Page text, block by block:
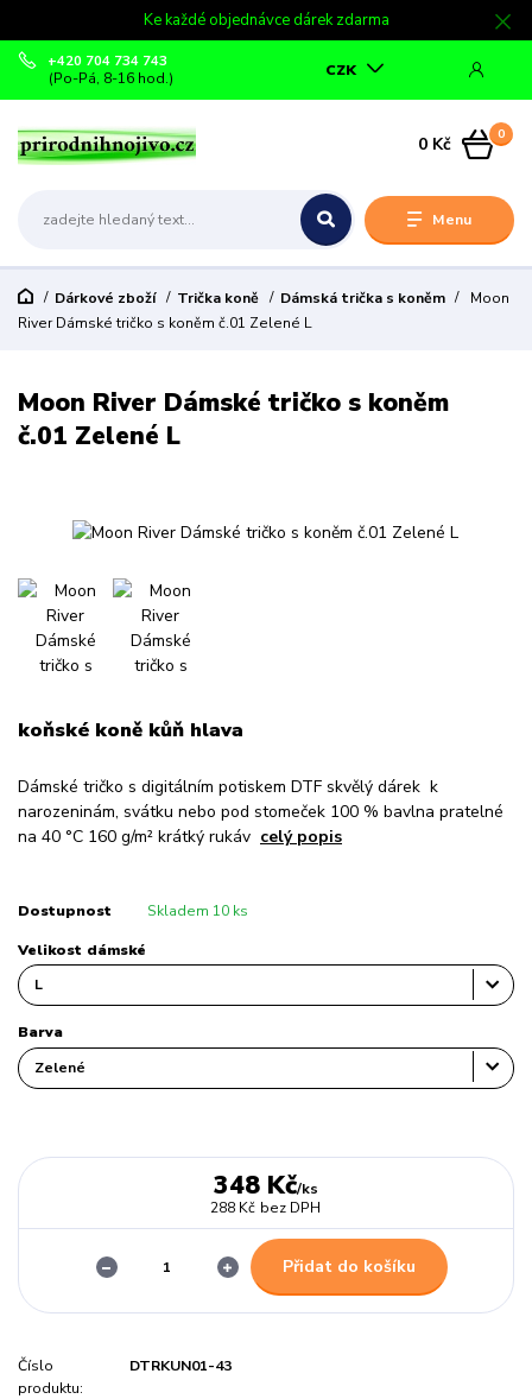
Ke každé objednávce dárek zdarma
Menu
CZK
+420 704 734 743
(Po-Pá, 8-16 hod.)
0
0 Kč
Dárkové zboží Trička koně Dámská trička s koněm
Moon
River Dámské tričko s koněm č.01 Zelené L
Moon River Dámské tričko s koněm
č.01 Zelené L
koňské koně kůň hlava
Dámské tričko s digitálním potiskem DTF skvělý dárek k
narozeninám, svátku nebo pod stomeček 100 % bavlna pratelné
na 40 °C 160 g/m² krátký rukáv celý popis
Dostupnost Skladem 10 ks
Velikost dámské
Barva
348 Kč/ks
288 Kč bez DPH
Přidat do košíku
Číslo
produktu:
DTRKUN01-43